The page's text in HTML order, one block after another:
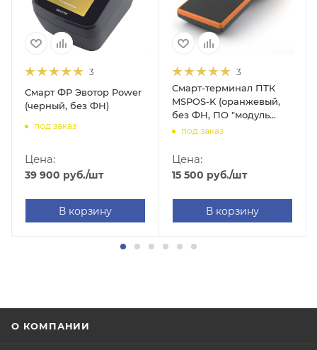
3
Смарт ФР Эвотор Power
(черный, без ФН)
под заказ
Цена:
39 900 руб./шт
В корзину
3
Смарт-терминал ПТК
MSPOS-K (оранжевый,
без ФН, ПО "модуль
касса")
под заказ
Цена:
15 500 руб./шт
В корзину
О КОМПАНИИ